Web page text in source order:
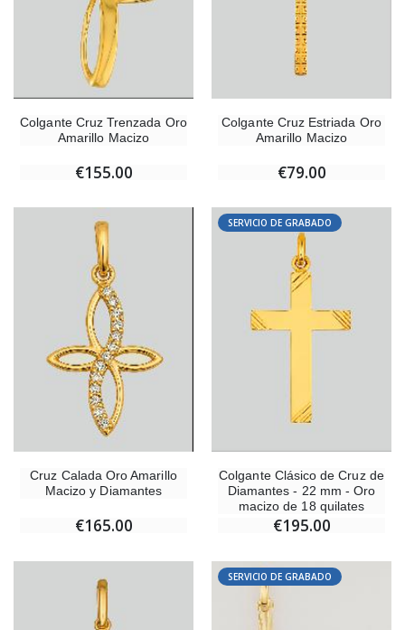
Colgante Cruz Trenzada Oro
Amarillo Macizo
€155.00
Colgante Cruz Estriada Oro
Amarillo Macizo
€79.00
Cruz Calada Oro Amarillo
Macizo y Diamantes
€165.00
SERVICIO DE GRABADO
Colgante Clásico de Cruz de
Diamantes - 22 mm - Oro
macizo de 18 quilates
€195.00
SERVICIO DE GRABADO